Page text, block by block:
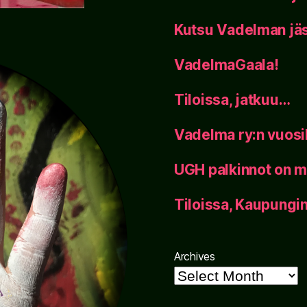
Kutsu Vadelman
VadelmaGaala!
Tiloissa, jatkuu…
Vadelma ry:n
UGH palkinnot on
Tiloissa,
Archives